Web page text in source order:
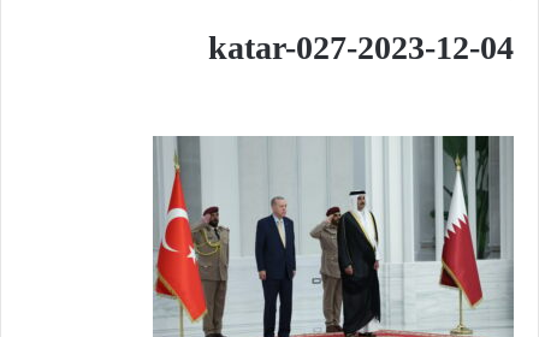
2023-12-04-katar-027